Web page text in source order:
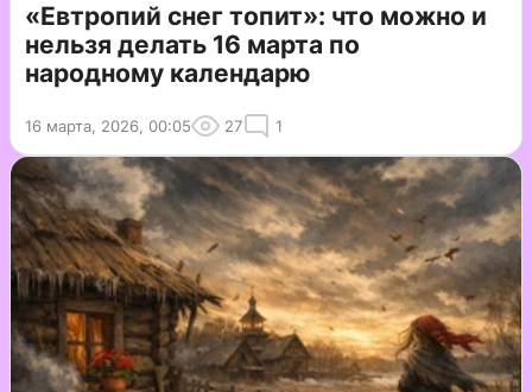
«Евтропий снег топит»: что можно и
нельзя делать 16 марта по
народному календарю
16 марта, 2026, 00:05 27 1